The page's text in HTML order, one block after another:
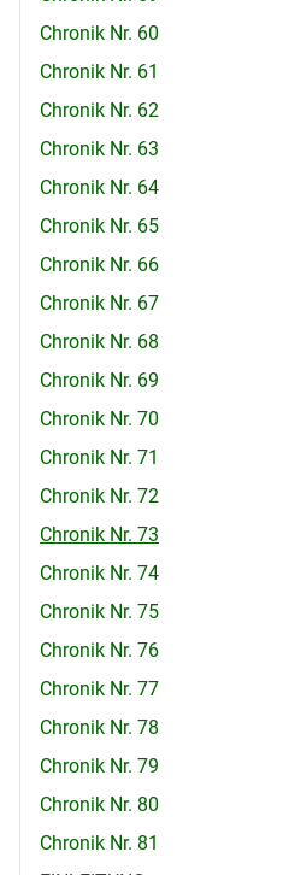
Chronik Nr. 60
Chronik Nr. 61
Chronik Nr. 62
Chronik Nr. 63
Chronik Nr. 64
Chronik Nr. 65
Chronik Nr. 66
Chronik Nr. 67
Chronik Nr. 68
Chronik Nr. 69
Chronik Nr. 70
Chronik Nr. 71
Chronik Nr. 72
Chronik Nr. 73
Chronik Nr. 74
Chronik Nr. 75
Chronik Nr. 76
Chronik Nr. 77
Chronik Nr. 78
Chronik Nr. 79
Chronik Nr. 80
Chronik Nr. 81